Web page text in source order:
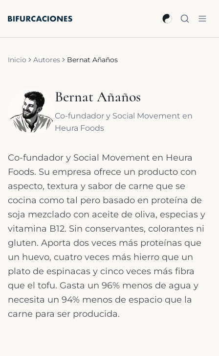
Inicio Autores Bernat Añaños
Bernat Añaños
Co-fundador y Social Movement en
Heura Foods
Co-fundador y Social Movement en Heura
Foods. Su empresa ofrece un producto con
aspecto, textura y sabor de carne que se
cocina como tal pero basado en proteína de
soja mezclado con aceite de oliva, especias y
vitamina B12. Sin conservantes, colorantes ni
gluten. Aporta dos veces más proteínas que
un huevo, cuatro veces más hierro que un
plato de espinacas y cinco veces más fibra
que el tofu. Gasta un 96% menos de agua y
necesita un 94% menos de espacio que la
carne para ser producida.